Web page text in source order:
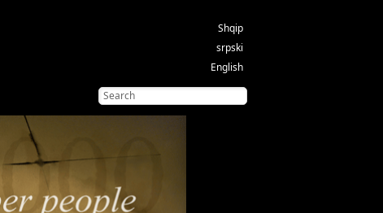
Shqip
srpski
English